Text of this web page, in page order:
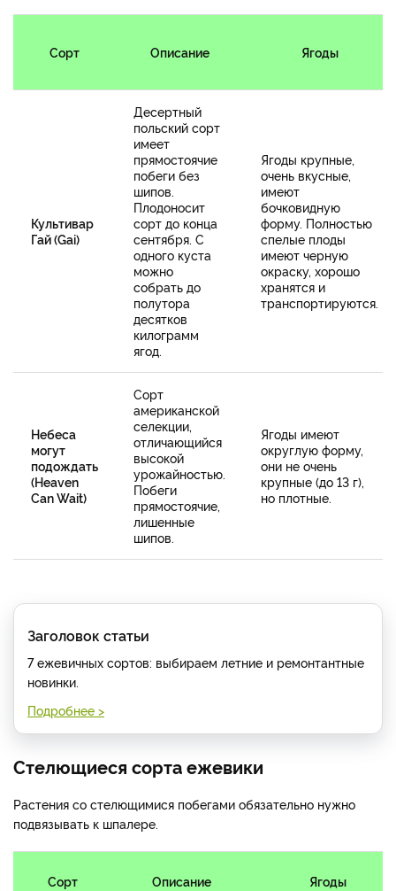
Сорт Описание Ягоды
Культивар
Гай (Gai)
Десертный
польский сорт
имеет
прямостоячие
побеги без
шипов.
Плодоносит
сорт до конца
сентября. С
одного куста
можно
собрать до
полутора
десятков
килограмм
ягод.
Ягоды крупные,
очень вкусные,
имеют
бочковидную
форму. Полностью
спелые плоды
имеют черную
окраску, хорошо
хранятся и
транспортируются.
Небеса
могут
подождать
(Heaven
Can Wait)
Сорт
американской
селекции,
отличающийся
высокой
урожайностью.
Побеги
прямостоячие,
лишенные
шипов.
Ягоды имеют
округлую форму,
они не очень
крупные (до 13 г),
но плотные.
Заголовок статьи
7 ежевичных сортов: выбираем летние и ремонтантные
новинки.
Подробнее >
Стелющиеся сорта ежевики
Растения со стелющимися побегами обязательно нужно
подвязывать к шпалере.
Сорт Описание Ягоды